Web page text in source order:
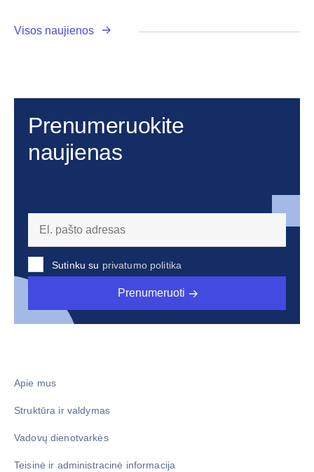
Visos naujienos
Prenumeruokite
naujienas
Sutinku su privatumo politika
Prenumeruoti
Apie mus
Struktūra ir valdymas
Vadovų dienotvarkės
Teisinė ir administracinė informacija